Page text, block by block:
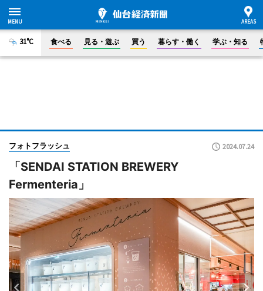
31°C 食べる 見る・遊ぶ 買う 暮らす・働く 学ぶ・知る
フォトフラッシュ 2024.07.24
「SENDAI STATION BREWERY
Fermenteria」